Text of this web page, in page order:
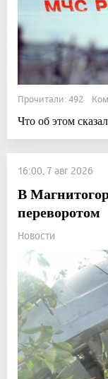
Прочитали: 492
Что об этом
16:00, 7 авг 2026
В
переворотом
Новости